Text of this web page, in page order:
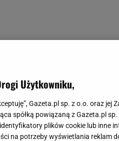
Użytkowniku,
Gazeta.pl sp. z o.o. oraz jej
spółką powiązaną z Gazeta.pl
plików cookie lub inne
na potrzeby wyświetlania reklam